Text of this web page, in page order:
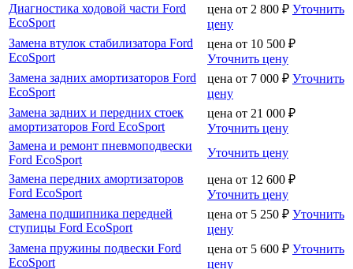
Диагностика ходовой части Ford
EcoSport
цена от 2 800 ₽ Уточнить
цену
Замена втулок стабилизатора Ford
EcoSport
цена от 10 500 ₽
Уточнить цену
Замена задних амортизаторов Ford
EcoSport
цена от 7 000 ₽ Уточнить
цену
Замена задних и передних стоек
амортизаторов Ford EcoSport
цена от 21 000 ₽
Уточнить цену
Замена и ремонт пневмоподвески
Ford EcoSport
Уточнить цену
Замена передних амортизаторов
Ford EcoSport
цена от 12 600 ₽
Уточнить цену
Замена подшипника передней
ступицы Ford EcoSport
цена от 5 250 ₽ Уточнить
цену
Замена пружины подвески Ford
EcoSport
цена от 5 600 ₽ Уточнить
цену